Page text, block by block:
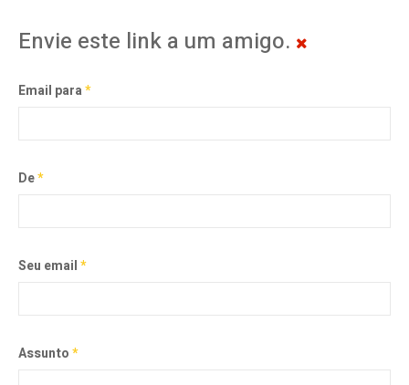
Envie este link a um amigo.
Email para*
De*
Seu email*
Assunto*